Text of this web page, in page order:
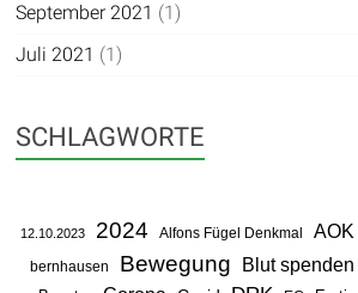
September 2021 (1)
Juli 2021 (1)
SCHLAGWORTE
12.10.2023 2024 Alfons Fügel Denkmal AOK
bernhausen
Bewegung Blut spenden